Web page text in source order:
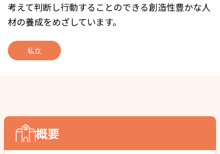
考えて判断し行動することのできる創造性豊かな人
材の養成をめざしています。
私立
概要